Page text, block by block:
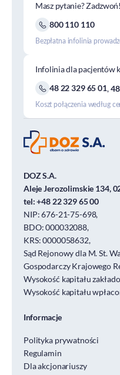
Masz pytanie? Zadzwoń!
800 110 110
Bezpłatna infolinia
Infolinia dla pacjentów
48 22 329 65 01,
Koszt połączenia według
DOZ S.A.
Aleje Jerozolimskie 134,
tel:+48 22 329 65 00
NIP: 676-21-75-698,
BDO: 000032088,
KRS: 0000058632,
Sąd Rejonowy dla M. St.
Gospodarczy Krajowego
Wysokość kapitału
Wysokość kapitału
Informacje
Polityka prywatności
Regulamin
Dla akcjonariuszy